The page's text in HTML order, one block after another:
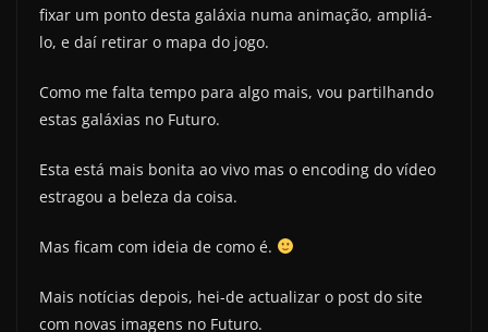
fixar um ponto desta galáxia numa animação, ampliá-
lo, e daí retirar o mapa do jogo.
Como me falta tempo para algo mais, vou partilhando
estas galáxias no Futuro.
Esta está mais bonita ao vivo mas o encoding do vídeo
estragou a beleza da coisa.
Mas ficam com ideia de como é.
Mais notícias depois, hei-de actualizar o post do site
com novas imagens no Futuro.